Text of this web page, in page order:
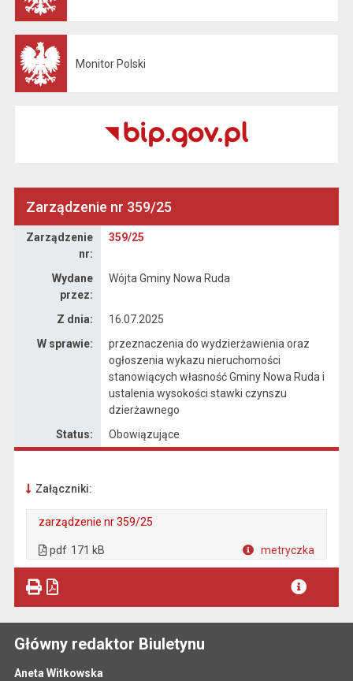
Monitor Polski
Zarządzenie nr 359/25
Zarządzenie
nr:
359/25
Wydane
przez:
Wójta Gminy Nowa Ruda
Z dnia:
16.07.2025
W sprawie:
przeznaczenia do wydzierżawienia oraz
ogłoszenia wykazu nieruchomości
stanowiących własność Gminy Nowa Ruda i
ustalenia wysokości stawki czynszu
dzierżawnego
Status:
Obowiązujące
Załączniki:
zarządzenie nr 359/25
pdf 171 kB metryczka
Główny redaktor Biuletynu
Aneta Witkowska